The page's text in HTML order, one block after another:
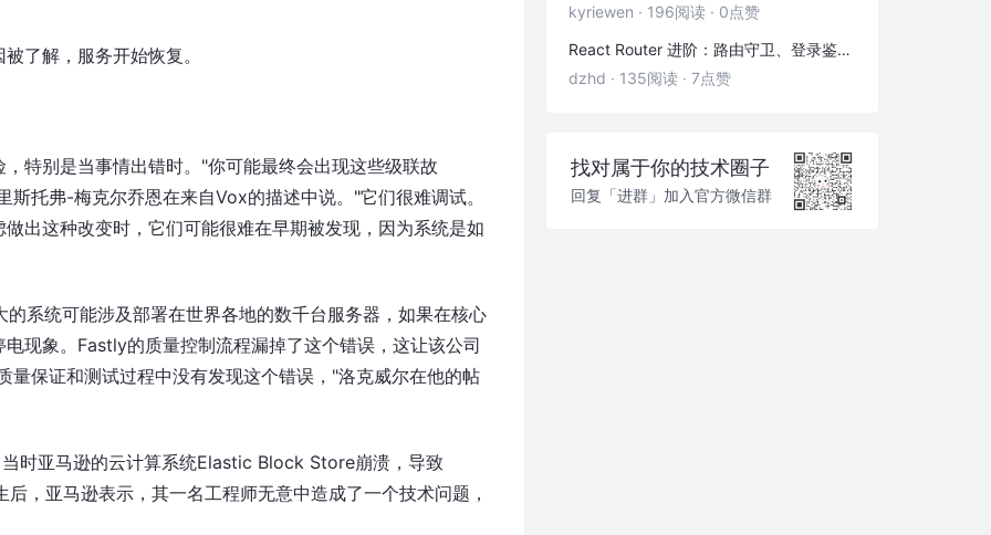
了解，服务开始恢复。
特别是当事情出错时。"你可能最终会出现这些级联故
托弗-梅克尔乔恩在来自Vox的描述中说。"它们很难调试。
出这种改变时，它们可能很难在早期被发现，因为系统是如
系统可能涉及部署在世界各地的数千台服务器，如果在核心
现象。Fastly的质量控制流程漏掉了这个错误，这让该公司
量保证和测试过程中没有发现这个错误，"洛克威尔在他的帖
时亚马逊的云计算系统Elastic Block Store崩溃，导致
，亚马逊表示，其一名工程师无意中造成了一个技术问题，
kyriewen · 196阅读 · 0点赞
React Router 进阶：路由守卫、登录鉴权与状态传递
dzhd · 135阅读 · 7点赞
找对属于你的技术圈子
回复「进群」加入官方微信群